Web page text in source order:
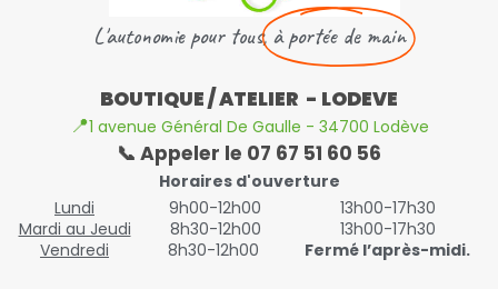
L'autonomie pour tous,à portée de main
BOUTIQUE / ATELIER - LODEVE
📍1 avenue Général De Gaulle - 34700 Lodève
📞 Appeler le 07 67 51 60 56
Horaires d'ouverture
Lundi
9h00-12h00
13h00-17h30
Mardi au Jeudi
8h30-12h00
13h00-17h30
Vendredi
8h30-12h00 Fermé l’après-midi.